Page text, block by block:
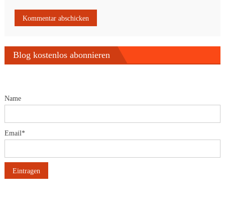
Blog kostenlos abonnieren
Name
Email*